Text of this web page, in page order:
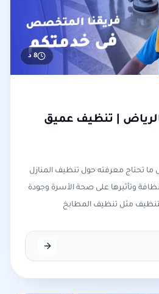
8 د
| تنظيف عميق
ما تحتاج معرفته حول تنظيف المنازل
وتأثيرها على صحة الأسرة وجودة
التنظيف مثل تنظيف المطابخ